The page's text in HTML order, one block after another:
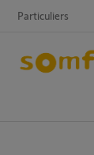
Particuliers